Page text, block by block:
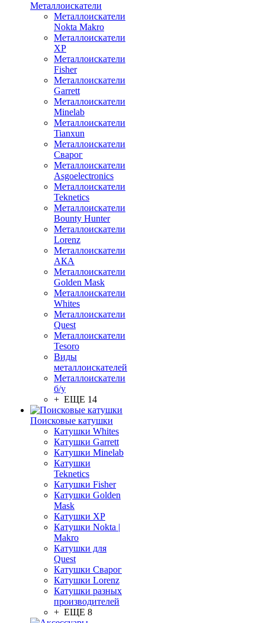
Металлоискатели
Металлоискатели
Nokta Makro
Металлоискатели
XP
Металлоискатели
Fisher
Металлоискатели
Garrett
Металлоискатели
Minelab
Металлоискатели
Tianxun
Металлоискатели
Сварог
Металлоискатели
Asgoelectronics
Металлоискатели
Teknetics
Металлоискатели
Bounty Hunter
Металлоискатели
Lorenz
Металлоискатели
АКА
Металлоискатели
Golden Mask
Металлоискатели
Whites
Металлоискатели
Quest
Металлоискатели
Tesoro
Виды
металлоискателей
Металлоискатели
б/у
+ ЕЩЕ 14
Поисковые катушки
Катушки Whites
Катушки Garrett
Катушки Minelab
Катушки
Teknetics
Катушки Fisher
Катушки Golden
Mask
Катушки XP
Катушки Nokta |
Makro
Катушки для
Quest
Катушки Сварог
Катушки Lorenz
Катушки разных
производителей
+ ЕЩЕ 8